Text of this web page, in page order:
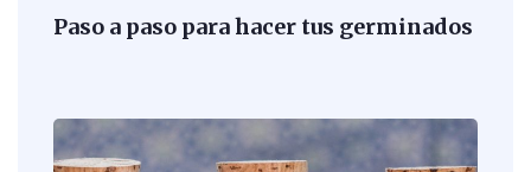
Paso a paso para hacer tus germinados